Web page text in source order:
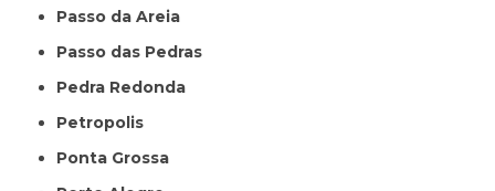
Passo da Areia
Passo das Pedras
Pedra Redonda
Petropolis
Ponta Grossa